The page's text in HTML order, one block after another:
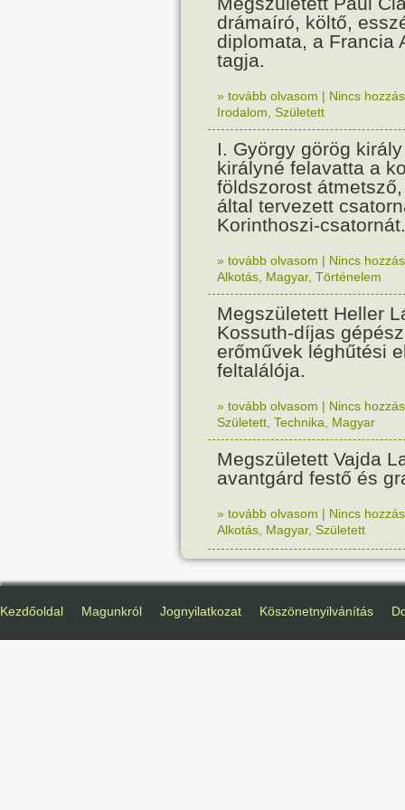
drámaíró, költő,
diplomata, a Francia
tagja.
» tovább olvasom | Nincs
Irodalom Született
I. György görög
királyné felavatta a
földszorost
által tervezett
Korinthoszi-csatornát.
» tovább olvasom | Nincs
Alkotás Magyar, Történelem
Megszületett Heller
Kossuth-díjas
erőművek léghűtési
feltalálója.
» tovább olvasom | Nincs
Született Technika Magyar
Megszületett Vajda
avantgárd festő és
» tovább olvasom | Nincs
Alkotás Magyar, Született
Kezdőoldal Magunkról Jognyilatkozat Köszönetnyilvánítás